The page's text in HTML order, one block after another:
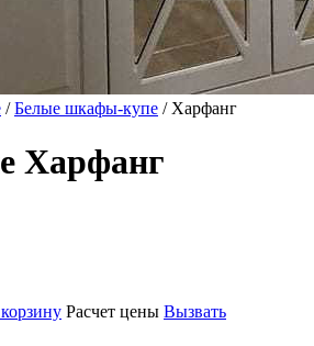
/Белые шкафы-купе / Харфанг
Харфанг
Расчет цены Вызвать